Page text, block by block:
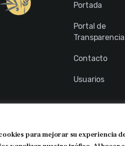
para mejorar su experiencia
Portada
Portal de
Transparencia
Contacto
Usuarios
Colegio Oficial de Dietistas-